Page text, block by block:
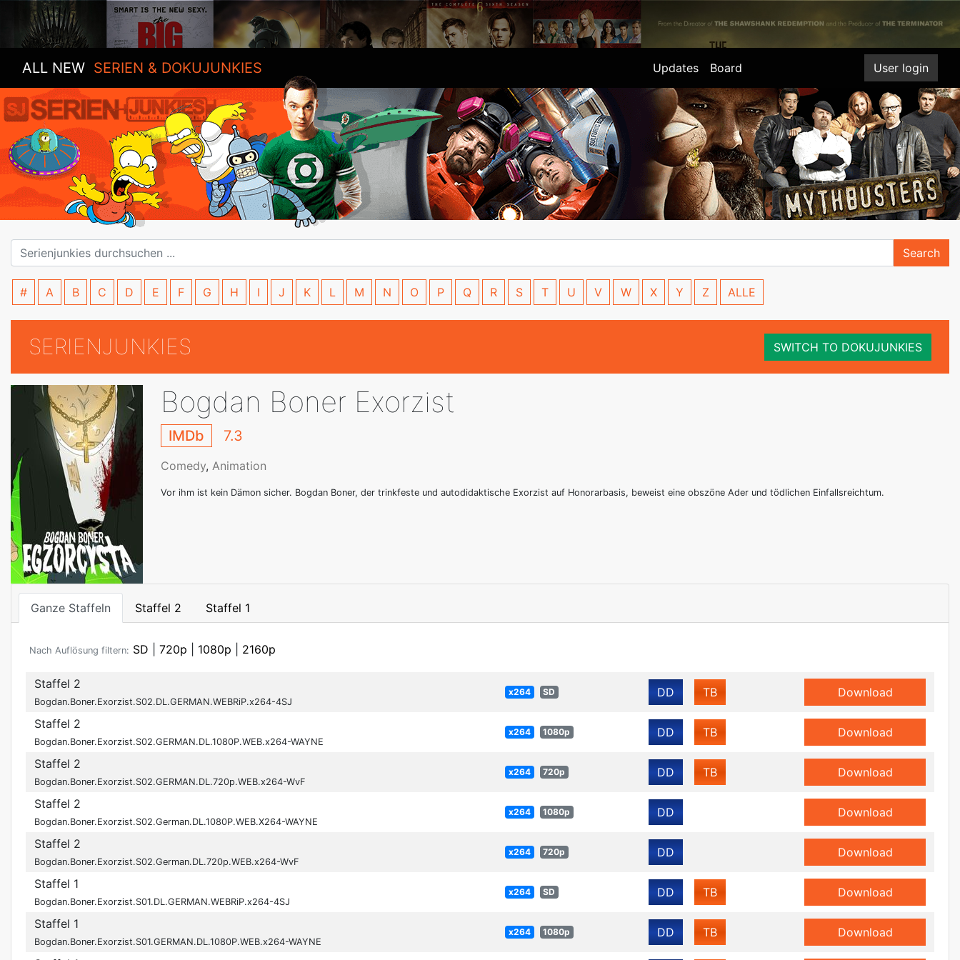
ALL NEW SERIEN & DOKUJUNKIES Updates Board User login
Search
# A B C D E F G H I J K L M N O P Q R S T U V W X Y Z ALLE
SERIENJUNKIES SWITCH TO DOKUJUNKIES
Bogdan Boner Exorzist
IMDb 7.3
Comedy, Animation
Vor ihm ist kein Dämon sicher. Bogdan Boner, der trinkfeste und autodidaktische Exorzist auf Honorarbasis, beweist eine obszöne Ader und tödlichen Einfallsreichtum.
Ganze Staffeln Staffel 2 Staffel 1
Nach Auflösung filtern: SD 720p 1080p 2160p
Staffel 2
Bogdan.Boner.Exorzist.S02.DL.GERMAN.WEBRiP.x264-4SJ
x264 SD DD TB Download
Staffel 2
Bogdan.Boner.Exorzist.S02.GERMAN.DL.1080P.WEB.x264-WAYNE
x264 1080p DD TB Download
Staffel 2
Bogdan.Boner.Exorzist.S02.GERMAN.DL.720p.WEB.x264-WvF
x264 720p DD TB Download
Staffel 2
Bogdan.Boner.Exorzist.S02.German.DL.1080P.WEB.X264-WAYNE
x264 1080p DD Download
Staffel 2
Bogdan.Boner.Exorzist.S02.German.DL.720p.WEB.x264-WvF
x264 720p DD Download
Staffel 1
Bogdan.Boner.Exorzist.S01.DL.GERMAN.WEBRiP.x264-4SJ
x264 SD DD TB Download
Staffel 1
Bogdan.Boner.Exorzist.S01.GERMAN.DL.1080P.WEB.x264-WAYNE
x264 1080p DD TB Download